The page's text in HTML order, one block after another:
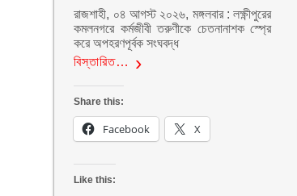
রাজশাহী, ০৪ আগস্ট ২০২৬, মঙ্গলবার : লক্ষ্ণীপুরের
কমলনগরে কর্মজীবী তরুণীকে চেতনানাশক স্প্রে
করে অপহরণপূর্বক সংঘবদ্ধ
বিস্তারিত…
Share this:
Facebook X
Like this: